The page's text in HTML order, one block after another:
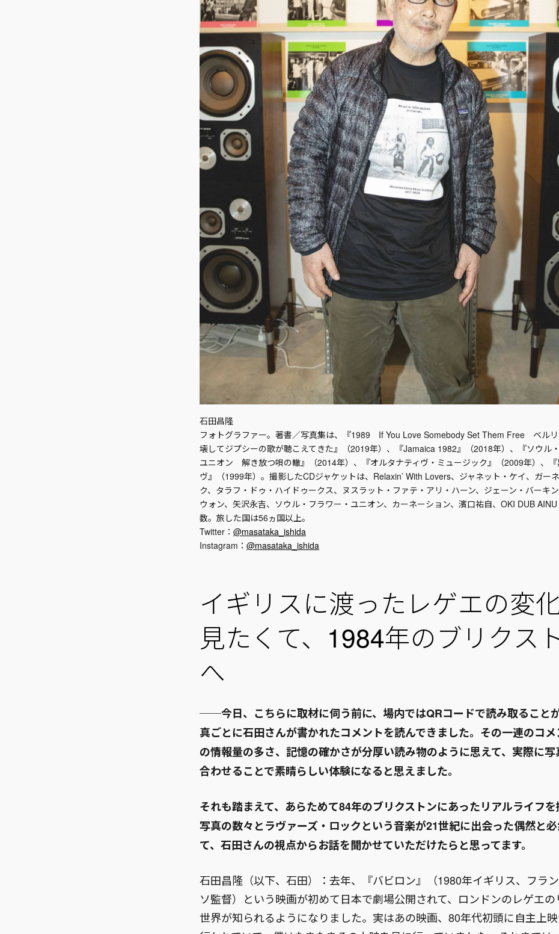
石田昌隆
フォトグラファー。著書／写真集は、『1989 If You Love Somebody Set Them Free ベル
壊してジプシーの歌が聴こえてきた』（2019年）、『Jamaica 1982』（2018年）、『ソウル
ユニオン 解き放つ唄の轍』（2014年）、『オルタナティヴ・ミュージック』（2009年）、『
ヴ』（1999年）。撮影したCDジャケットは、Relaxin’ With Lovers、ジャネット・ケイ、ガー
ク、タラフ・ドゥ・ハイドゥークス、ヌスラット・ファテ・アリ・ハーン、ジェーン・バーキン
ウォン、矢沢永吉、ソウル・フラワー・ユニオン、カーネーション、濱口祐自、OKI DUB
数。旅した国は56ヵ国以上。
Twitter： @masataka_ishida
Instagram： @masataka_ishida
イギリスに渡ったレゲエの変
見たくて、1984年のブリクス
へ
──今日、こちらに取材に伺う前に、場内ではQRコードで読み取ること
真ごとに石田さんが書かれたコメントを読んできました。その一連のコ
の情報量の多さ、記憶の確かさが分厚い読み物のように思えて、実際に
合わせることで素晴らしい体験になると思えました。
それも踏まえて、あらためて84年のブリクストンにあったリアルライフ
写真の数々とラヴァーズ・ロックという音楽が21世紀に出会った偶然と
て、石田さんの視点からお話を聞かせていただけたらと思ってます。
石田昌隆（以下、石田）：去年、『バビロン』（1980年イギリス、フラ
ソ監督）という映画が初めて日本で劇場公開されて、ロンドンのレゲエの
世界が知られるようになりました。実はあの映画、80年代初頭に自主上